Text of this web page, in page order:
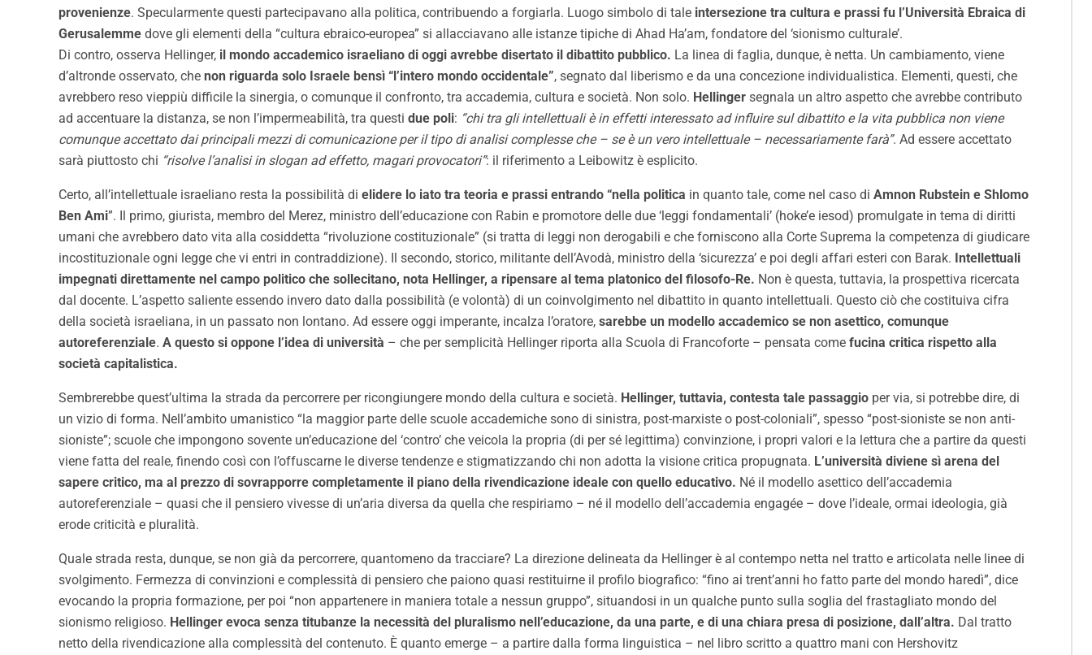
provenienze. Specularmente questi partecipavano alla politica, contribuendo a forgiarla. Luogo simbolo di tale intersezione tra cultura e prassi fu l’Università Ebraica di
Gerusalemme dove gli elementi della “cultura ebraico-europea” si allacciavano alle istanze tipiche di Ahad Ha’am, fondatore del ‘sionismo culturale’.
Di contro, osserva Hellinger, il mondo accademico israeliano di oggi avrebbe disertato il dibattito pubblico. La linea di faglia, dunque, è netta. Un cambiamento, viene
d’altronde osservato, che non riguarda solo Israele bensì “l’intero mondo occidentale”, segnato dal liberismo e da una concezione individualistica. Elementi, questi, che
avrebbero reso vieppiù difficile la sinergia, o comunque il confronto, tra accademia, cultura e società. Non solo. Hellinger segnala un altro aspetto che avrebbe contributo
ad accentuare la distanza, se non l’impermeabilità, tra questi due poli: “chi tra gli intellettuali è in effetti interessato ad influire sul dibattito e la vita pubblica non viene
comunque accettato dai principali mezzi di comunicazione per il tipo di analisi complesse che – se è un vero intellettuale – necessariamente farà”. Ad essere accettato
sarà piuttosto chi “risolve l’analisi in slogan ad effetto, magari provocatori”: il riferimento a Leibowitz è esplicito.
Certo, all’intellettuale israeliano resta la possibilità di elidere lo iato tra teoria e prassi entrando “nella politica in quanto tale, come nel caso di Amnon Rubstein e Shlomo
Ben Ami”. Il primo, giurista, membro del Merez, ministro dell’educazione con Rabin e promotore delle due ‘leggi fondamentali’ (hoke’e iesod) promulgate in tema di diritti
umani che avrebbero dato vita alla cosiddetta “rivoluzione costituzionale” (si tratta di leggi non derogabili e che forniscono alla Corte Suprema la competenza di giudicare
incostituzionale ogni legge che vi entri in contraddizione). Il secondo, storico, militante dell’Avodà, ministro della ‘sicurezza’ e poi degli affari esteri con Barak. Intellettuali
impegnati direttamente nel campo politico che sollecitano, nota Hellinger, a ripensare al tema platonico del filosofo-Re. Non è questa, tuttavia, la prospettiva ricercata
dal docente. L’aspetto saliente essendo invero dato dalla possibilità (e volontà) di un coinvolgimento nel dibattito in quanto intellettuali. Questo ciò che costituiva cifra
della società israeliana, in un passato non lontano. Ad essere oggi imperante, incalza l’oratore, sarebbe un modello accademico se non asettico, comunque
autoreferenziale. A questo si oppone l’idea di università – che per semplicità Hellinger riporta alla Scuola di Francoforte – pensata come fucina critica rispetto alla
società capitalistica.
Sembrerebbe quest’ultima la strada da percorrere per ricongiungere mondo della cultura e società. Hellinger, tuttavia, contesta tale passaggio per via, si potrebbe dire, di
un vizio di forma. Nell’ambito umanistico “la maggior parte delle scuole accademiche sono di sinistra, post-marxiste o post-coloniali”, spesso “post-sioniste se non anti-
sioniste”; scuole che impongono sovente un’educazione del ‘contro’ che veicola la propria (di per sé legittima) convinzione, i propri valori e la lettura che a partire da questi
viene fatta del reale, finendo così con l’offuscarne le diverse tendenze e stigmatizzando chi non adotta la visione critica propugnata. L’università diviene sì arena del
sapere critico, ma al prezzo di sovrapporre completamente il piano della rivendicazione ideale con quello educativo. Né il modello asettico dell’accademia
autoreferenziale – quasi che il pensiero vivesse di un’aria diversa da quella che respiriamo – né il modello dell’accademia engagée – dove l’ideale, ormai ideologia, già
erode criticità e pluralità.
Quale strada resta, dunque, se non già da percorrere, quantomeno da tracciare? La direzione delineata da Hellinger è al contempo netta nel tratto e articolata nelle linee di
svolgimento. Fermezza di convinzioni e complessità di pensiero che paiono quasi restituirne il profilo biografico: “fino ai trent’anni ho fatto parte del mondo haredì”, dice
evocando la propria formazione, per poi “non appartenere in maniera totale a nessun gruppo”, situandosi in un qualche punto sulla soglia del frastagliato mondo del
sionismo religioso. Hellinger evoca senza titubanze la necessità del pluralismo nell’educazione, da una parte, e di una chiara presa di posizione, dall’altra. Dal tratto
netto della rivendicazione alla complessità del contenuto. È quanto emerge – a partire dalla forma linguistica – nel libro scritto a quattro mani con Hershovitz